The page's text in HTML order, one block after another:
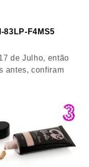
83LP-F4MS5
de Julho, então
antes, confiram